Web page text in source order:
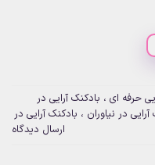
حرفه ای ، بادکنک آرایی در
در نیاوران ، بادکنک آرایی در
ارسال دیدگاه